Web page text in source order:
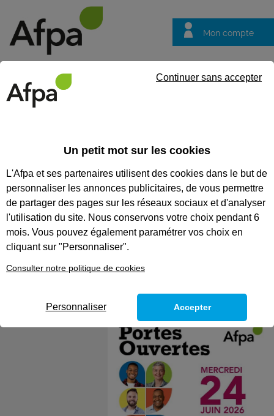
Mon compte
questions
Fil info
En Paca, JPO le 24
juin 2026 pour
sécuriser votre futur
Trouvez LA formation qui va changer
votre vie !
Un petit mot sur les cookies
L'Afpa et ses partenaires utilisent des cookies dans le but de
personnaliser les annonces publicitaires, de vous permettre
de partager des pages sur les réseaux sociaux et d'analyser
l'utilisation du site. Nous conservons votre choix pendant 6
mois. Vous pouvez également paramétrer vos choix en
cliquant sur "Personnaliser".
Consulter notre politique de cookies
Continuer sans accepter
Personnaliser Accepter